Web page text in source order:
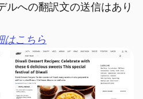
ルへの翻訳文の送信はあり
はこちら